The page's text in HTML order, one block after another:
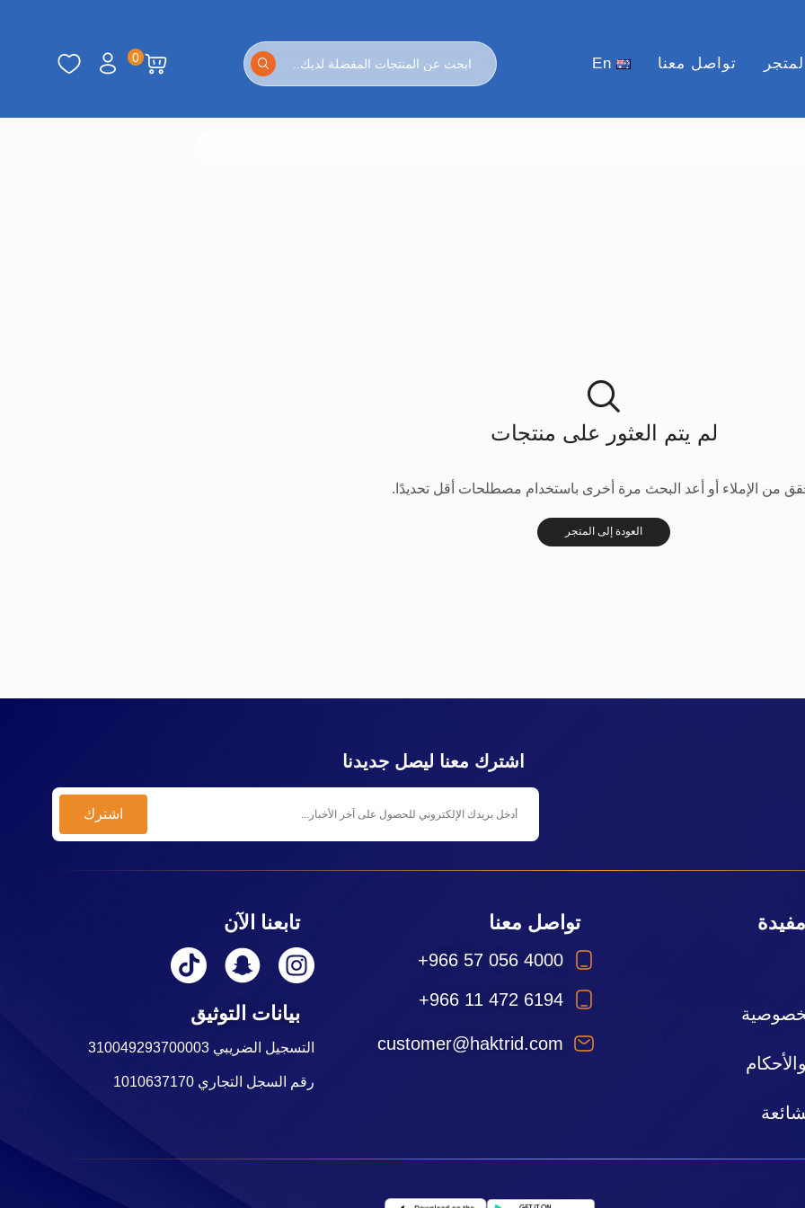
تواصل معنا En
0
لم يتم العثور على منتجات
من الإملاء أو أعد البحث مرة أخرى باستخدام مصطلحات أقل تحديدًا.
العودة إلى المتجر
اشترك معنا ليصل جديدنا
تواصل معنا
+966 57 056 4000
+966 11 472 6194
customer@haktrid.com
تابعنا الآن
بيانات التوثيق
التسجيل الضريبي 310049293700003
رقم السجل التجاري 1010637170